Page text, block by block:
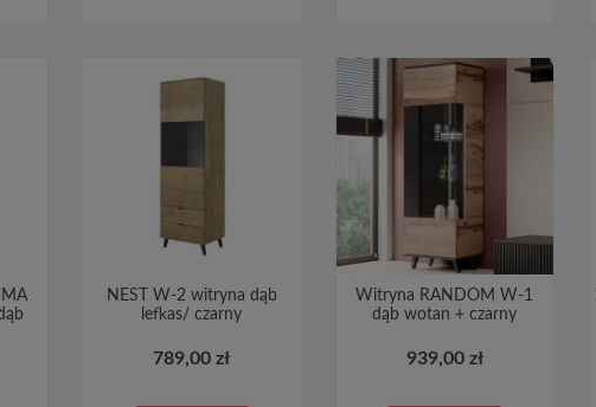
NEST W-2 witryna dąb
lefkas/ czarny
789,00 zł
Witryna RANDOM W-1
dąb wotan + czarny
939,00 zł